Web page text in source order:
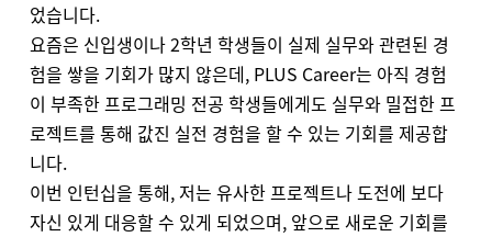
었습니다.
요즘은 신입생이나 2학년 학생들이 실제 실무와 관련된 경
험을 쌓을 기회가 많지 않은데, PLUS Career는 아직 경험
이 부족한 프로그래밍 전공 학생들에게도 실무와 밀접한 프
로젝트를 통해 값진 실전 경험을 할 수 있는 기회를 제공합
니다.
이번 인턴십을 통해, 저는 유사한 프로젝트나 도전에 보다
자신 있게 대응할 수 있게 되었으며, 앞으로 새로운 기회를